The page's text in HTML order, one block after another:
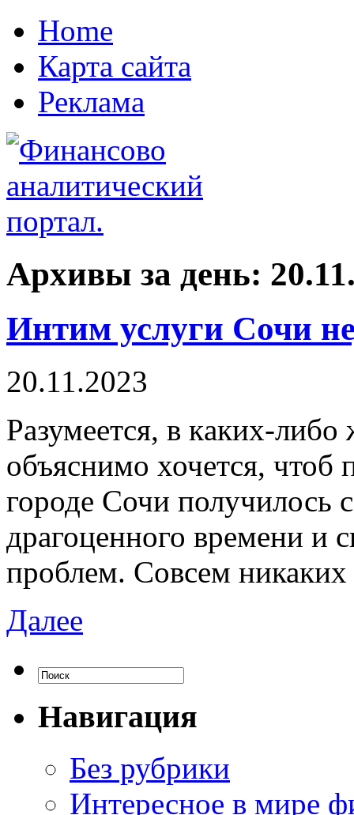
Home
Карта сайта
Реклама
Архивы за день:
Интим услуги Сочи
20.11.2023
Рaзумeeтся, в кaкиx-
объяснимо хочется,
городе Сочи получилось
драгоценного времени и
проблем. Совсем никаких
Далее
Навигация
Без рубрики
Интересное в мире